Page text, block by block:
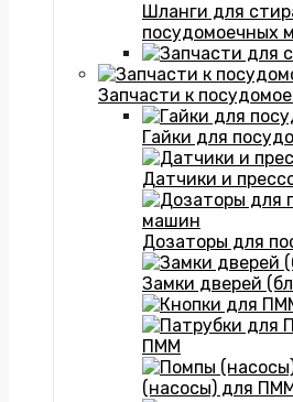
Шланги для
посудомоечных
Запчасти к
Гайки для
Датчики и
Дозаторы для
Замки дверей
ПММ
(насосы) для